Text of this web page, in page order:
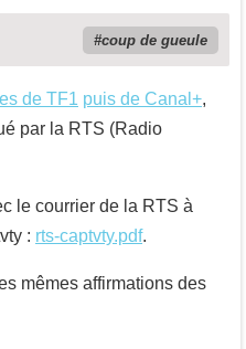
coup de gueule
de TF1 puis de Canal+,
par la RTS (Radio
le courrier de la RTS à
: rts-captvty.pdf.
mêmes affirmations des